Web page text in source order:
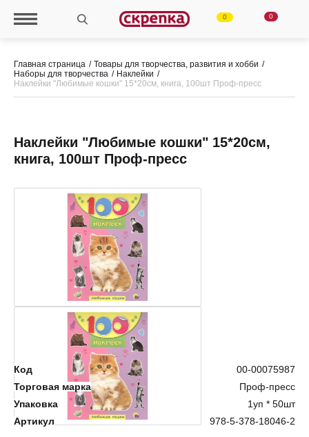
0 0
Главная страница
Товары для творчества, развития и хобби
Наборы для творчества
Наклейки
Наклейки "Любимые кошки" 15*20см, книга, 100шт Проф-пресс
Нет в наличии
Наклейки "Любимые кошки" 15*20см,
книга, 100шт Проф-пресс
Код
00-00075987
Торговая марка
Проф-пресс
Упаковка
1уп * 50шт
Артикул
978-5-378-18046-2